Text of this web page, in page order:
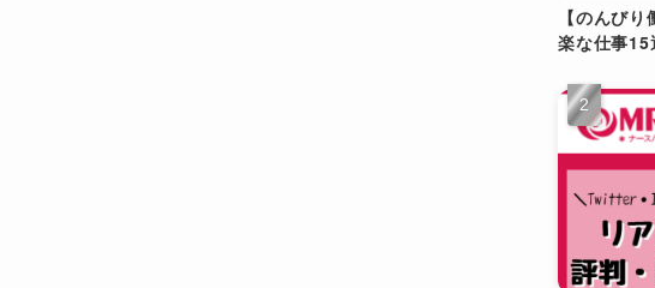
【のんび
楽な仕事15